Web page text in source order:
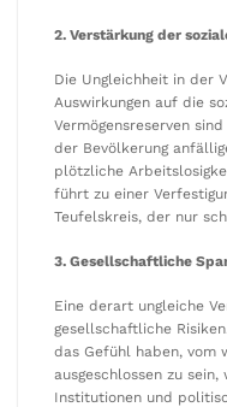
2. Verstärkung der
Die Ungleichheit in der
Auswirkungen auf die
Vermögensreserven
der Bevölkerung
plötzliche
führt zu einer
Teufelskreis, der nur
3. Gesellschaftliche
Eine derart ungleiche
gesellschaftliche
das Gefühl haben, vom
ausgeschlossen zu
Institutionen und